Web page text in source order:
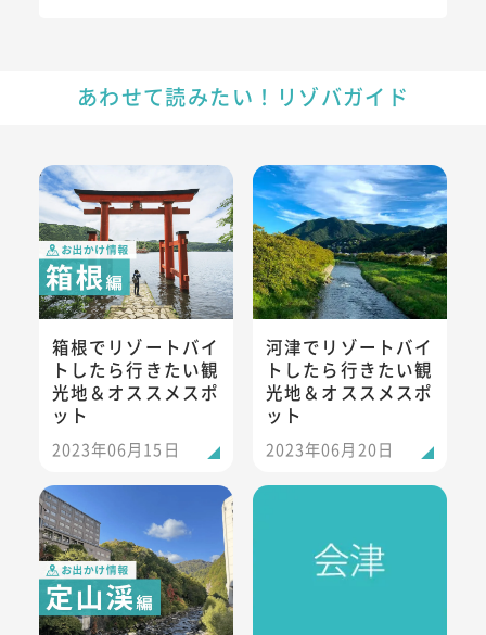
あわせて読みたい！リゾバガイド
箱根でリゾートバイトしたら行きたい観光地＆オススメスポ
箱根でリゾートバイ
トしたら行きたい観
光地＆オススメスポ
ット
2023年06月15日
河津でリゾートバイトしたら
河津でリゾートバイ
トしたら行きたい観
光地＆オススメスポ
ット
2023年06月20日
定山渓でリゾートバイトしたら行きたい観光地＆オススメス
会津のリゾートバイト・エリア